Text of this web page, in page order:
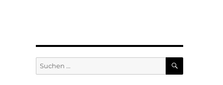
Suchen
nach:
SUCHEN